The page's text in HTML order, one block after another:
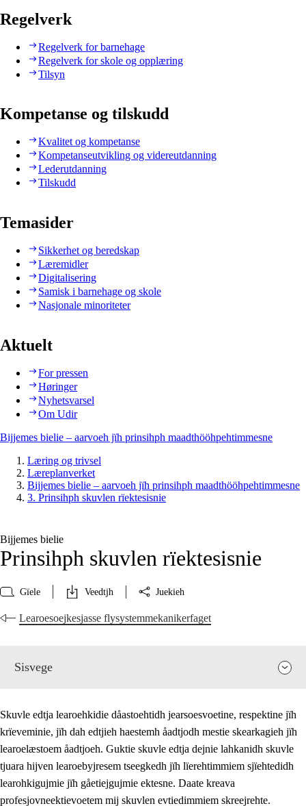
Regelverk
Regelverk for barnehage
Regelverk for skole og opplæring
Tilsyn
Kompetanse og tilskudd
Kvalitet og kompetanse
Kompetanseutvikling og videreutdanning
Lederutdanning
Tilskudd
Temasider
Sikkerhet og beredskap
Læremidler
Digitalisering
Samisk i barnehage og skole
Nasjonale minoriteter
Aktuelt
For pressen
Høringer
Nyhetsvarsel
Om Udir
Bijjemes bielie – aarvoeh jïh prinsihph maadthööhpehtimmesne
Læring og trivsel
Læreplanverket
Bijjemes bielie – aarvoeh jïh prinsihph maadthööhpehtimmesne
3. Prinsihph skuvlen rïektesisnie
Bijjemes bielie
Prinsihph skuvlen rïektesisnie
Gïele Veedtjh Juekieh
Learoesoejkesjasse flysystemmekanikerfaget
Sisvege
Skuvle edtja learoehkidie dåastoehtidh jearsoesvoetine, respektine jïh
krïeveminie, jïh dah edtjieh haestemh åadtjodh mestie skearkagieh jïh
learoelæstoem åadtjoeh. Guktie skuvle edtja dejnie lahkanidh skuvle
tjuara hijven learoebyjresem tseegkedh jïh lïerehtimmiem sjïehtedidh
learohkigujmie jïh gåetiejgujmie ektesne. Daate kreava
profesjovneektievoetem mij skuvlen evtiedimmiem skreejrehte.